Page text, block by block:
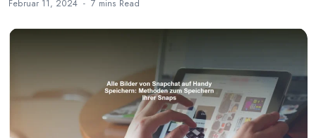
Februar 11, 2024 7 mins Read